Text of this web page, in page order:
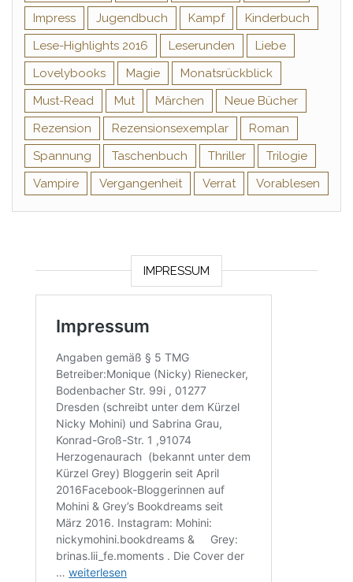
Impress
Jugendbuch Kampf
Kinderbuch
Lese-Highlights 2016
Leserunden
Liebe
Lovelybooks
Magie
Monatsrückblick
Must-Read
Mut Märchen
Neue Bücher
Rezension
Rezensionsexemplar
Roman
Spannung
Taschenbuch Thriller
Trilogie
Vampire
Vergangenheit Verrat Vorablesen
IMPRESSUM